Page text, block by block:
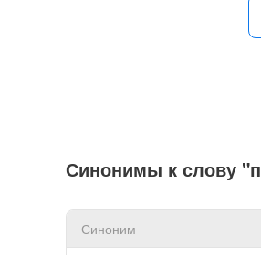
Синонимы к слову
Синоним